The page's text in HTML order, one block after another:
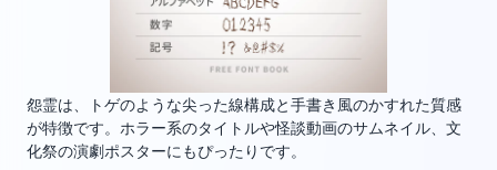
怨霊は、トゲのような尖った線構成と手書き風のかすれた質感
が特徴です。ホラー系のタイトルや怪談動画のサムネイル、文
化祭の演劇ポスターにもぴったりです。